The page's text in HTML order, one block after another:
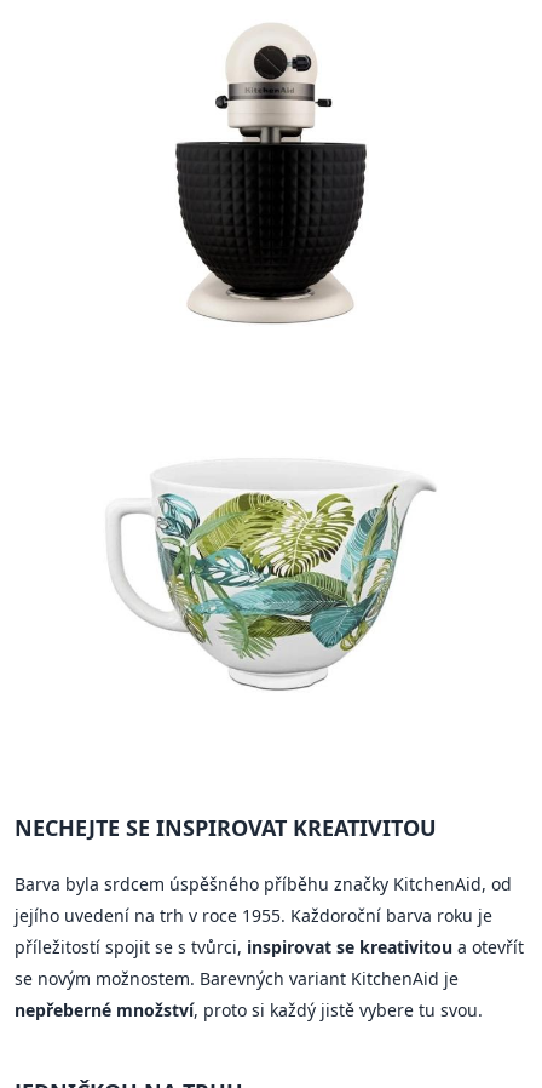
NECHEJTE SE INSPIROVAT KREATIVITOU
Barva byla srdcem úspěšného příběhu značky KitchenAid, od
jejího uvedení na trh v roce 1955. Každoroční barva roku je
příležitostí spojit se s tvůrci, inspirovat se kreativitou a otevřít
se novým možnostem. Barevných variant KitchenAid je
nepřeberné množství, proto si každý jistě vybere tu svou.